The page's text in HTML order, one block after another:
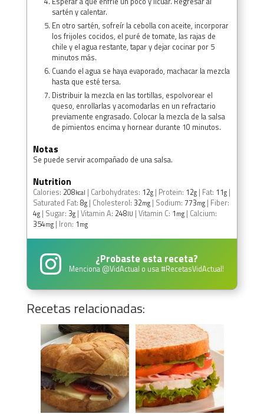
sartén y calentar.
En otro sartén, sofreír la cebolla con aceite, incorporar
los frijoles cocidos, el puré de tomate, las rajas de
chile y el agua restante, tapar y dejar cocinar por 5
minutos más.
Cuando el agua se haya evaporado, machacar la mezcla
hasta que esté tersa.
Distribuir la mezcla en las tortillas, espolvorear el
queso, enrollarlas y acomodarlas en un refractario
previamente engrasado. Colocar la mezcla de la salsa
de pimientos encima y hornear durante 10 minutos.
Notas
Se puede servir acompañado de una salsa.
Nutrition
Calories: 208kcal | Carbohydrates: 12g| Protein: 12g| Fat: 11g|
Saturated Fat: 8g| Cholesterol: 32mg| Sodium: 773mg| Fiber:
4g| Sugar: 3g| Vitamin A: 248IU | Vitamin C: 1mg| Calcium:
354mg| Iron: 1mg
¿Probaste esta receta?
Menciona @VidActual o usa#RecetasVidActual!
Recetas relacionadas: